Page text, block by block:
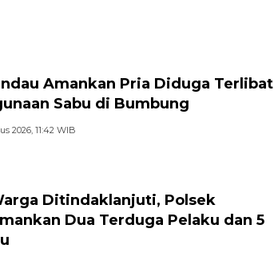
Amankan Pria Diduga Terlibat
Sabu di Bumbung
2026, 11:42 WIB
Ditindaklanjuti, Polsek
Dua Terduga Pelaku dan 5